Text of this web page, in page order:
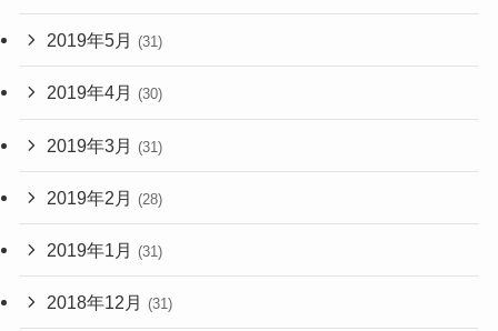
2019年5月 (31)
2019年4月 (30)
2019年3月 (31)
2019年2月 (28)
2019年1月 (31)
2018年12月 (31)